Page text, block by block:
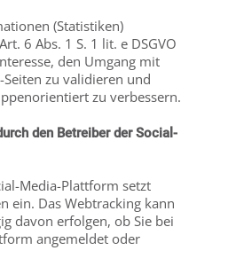
(Statistiken)
6 Abs. 1 S. 1 lit. e DSGVO
den Umgang mit
zu validieren und
zu verbessern.
den Betreiber der Social-
Media-Plattform setzt
ein. Das Webtracking kann
davon erfolgen, ob Sie bei
ange­meldet oder